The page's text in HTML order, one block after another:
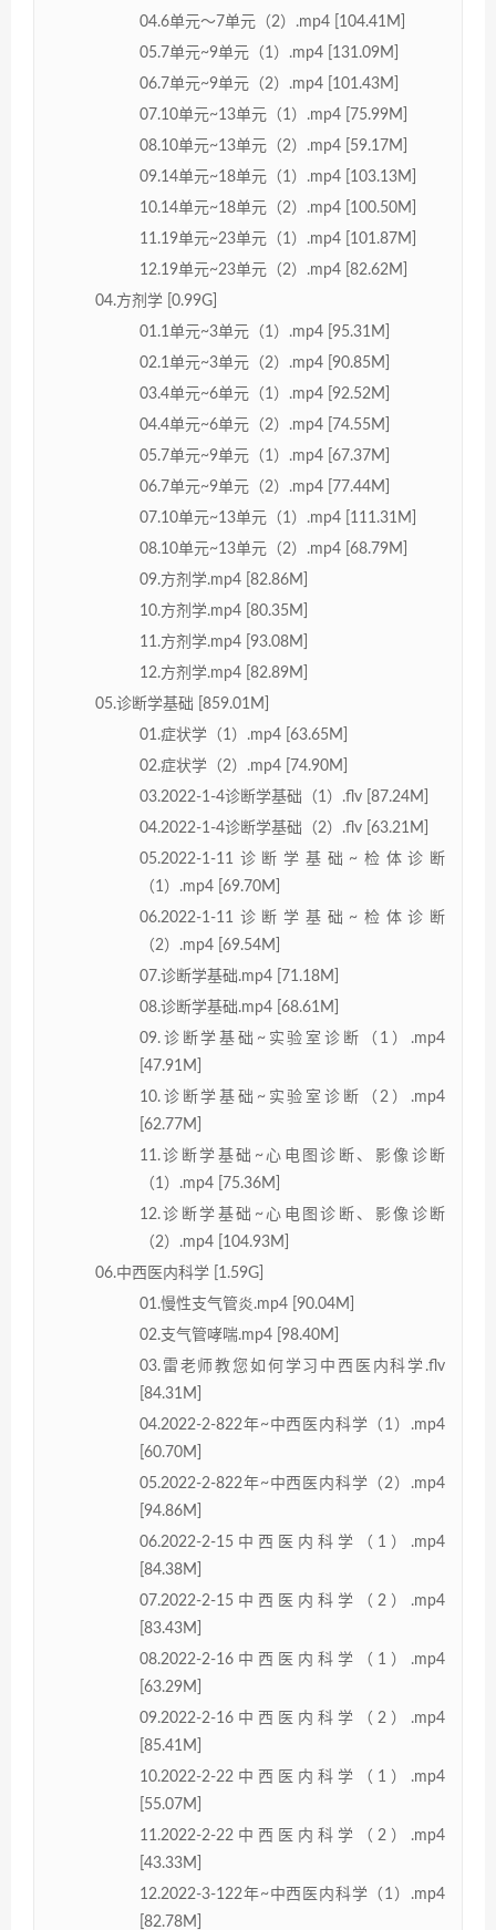
04.6单元～7单元（2）.mp4 [104.41M]
05.7单元~9单元（1）.mp4 [131.09M]
06.7单元~9单元（2）.mp4 [101.43M]
07.10单元~13单元（1）.mp4 [75.99M]
08.10单元~13单元（2）.mp4 [59.17M]
09.14单元~18单元（1）.mp4 [103.13M]
10.14单元~18单元（2）.mp4 [100.50M]
11.19单元~23单元（1）.mp4 [101.87M]
12.19单元~23单元（2）.mp4 [82.62M]
04.方剂学 [0.99G]
01.1单元~3单元（1）.mp4 [95.31M]
02.1单元~3单元（2）.mp4 [90.85M]
03.4单元~6单元（1）.mp4 [92.52M]
04.4单元~6单元（2）.mp4 [74.55M]
05.7单元~9单元（1）.mp4 [67.37M]
06.7单元~9单元（2）.mp4 [77.44M]
07.10单元~13单元（1）.mp4 [111.31M]
08.10单元~13单元（2）.mp4 [68.79M]
09.方剂学.mp4 [82.86M]
10.方剂学.mp4 [80.35M]
11.方剂学.mp4 [93.08M]
12.方剂学.mp4 [82.89M]
05.诊断学基础 [859.01M]
01.症状学（1）.mp4 [63.65M]
02.症状学（2）.mp4 [74.90M]
03.2022-1-4诊断学基础（1）.flv [87.24M]
04.2022-1-4诊断学基础（2）.flv [63.21M]
05.2022-1-11诊断学基础~检体诊断
（1）.mp4 [69.70M]
06.2022-1-11诊断学基础~检体诊断
（2）.mp4 [69.54M]
07.诊断学基础.mp4 [71.18M]
08.诊断学基础.mp4 [68.61M]
09.诊断学基础~实验室诊断（1）.mp4
[47.91M]
10.诊断学基础~实验室诊断（2）.mp4
[62.77M]
11.诊断学基础~心电图诊断、影像诊断
（1）.mp4 [75.36M]
12.诊断学基础~心电图诊断、影像诊断
（2）.mp4 [104.93M]
06.中西医内科学 [1.59G]
01.慢性支气管炎.mp4 [90.04M]
02.支气管哮喘.mp4 [98.40M]
03.雷老师教您如何学习中西医内科学.flv
[84.31M]
04.2022-2-822年~中西医内科学（1）.mp4
[60.70M]
05.2022-2-822年~中西医内科学（2）.mp4
[94.86M]
06.2022-2-15中西医内科学（1）.mp4
[84.38M]
07.2022-2-15中西医内科学（2）.mp4
[83.43M]
08.2022-2-16中西医内科学（1）.mp4
[63.29M]
09.2022-2-16中西医内科学（2）.mp4
[85.41M]
10.2022-2-22中西医内科学（1）.mp4
[55.07M]
11.2022-2-22中西医内科学（2）.mp4
[43.33M]
12.2022-3-122年~中西医内科学（1）.mp4
[82.78M]